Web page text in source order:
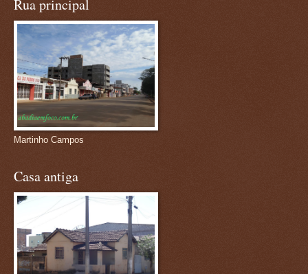
Rua principal
Martinho Campos
Casa antiga